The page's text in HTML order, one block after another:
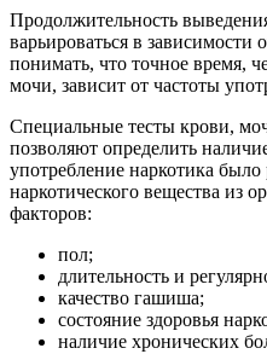
Продолжительность
варьироваться в зависимости
понимать, что точное время,
мочи, зависит от частоты
Специальные тесты крови,
позволяют определить
употребление наркотика
наркотического вещества из
факторов:
пол;
длительность и
качество гашиша;
состояние здоровья
наличие хронических